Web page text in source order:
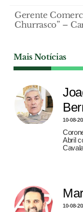
Gerente
Churrasco” –
Mais Notícias
10-08-
Abril
10-08-